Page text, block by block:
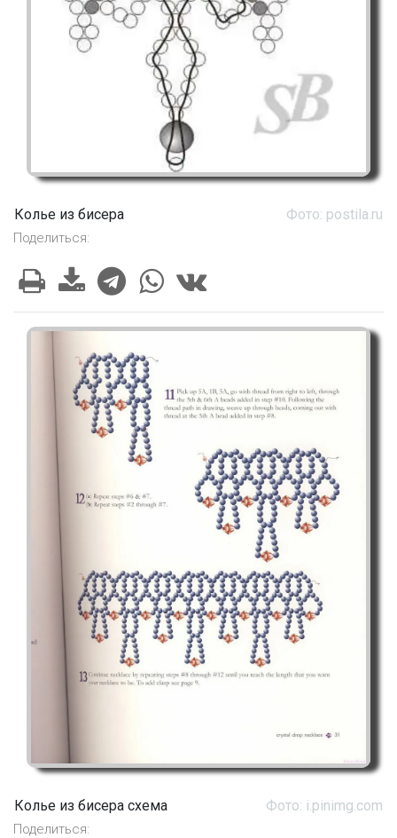
Колье из бисера Фото: postila.ru
Поделиться:
Колье из бисера схема Фото: i.pinimg.com
Поделиться: